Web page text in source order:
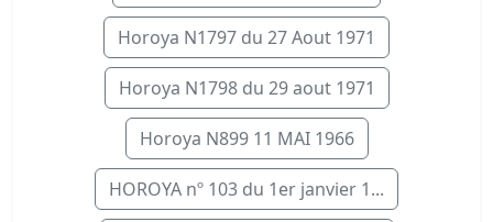
Horoya N1797 du 27 Aout 1971
Horoya N1798 du 29 aout 1971
Horoya N899 11 MAI 1966
HOROYA nº 103 du 1er janvier 1...